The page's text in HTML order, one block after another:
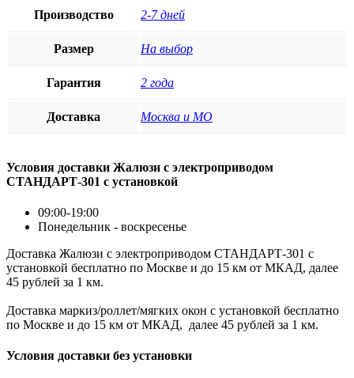
Производство 2-7 дней
Размер На выбор
Гарантия 2 года
Доставка Москва и МО
Условия доставки Жалюзи с электроприводом
СТАНДАРТ-301 с установкой
09:00-19:00
Понедельник - воскресенье
Доставка Жалюзи с электроприводом СТАНДАРТ-301 с
установкой бесплатно по Москве и до 15 км от МКАД, далее
45 рублей за 1 км.
Доставка маркиз/роллет/мягких окон с установкой бесплатно
по Москве и до 15 км от МКАД, далее 45 рублей за 1 км.
Условия доставки без установки